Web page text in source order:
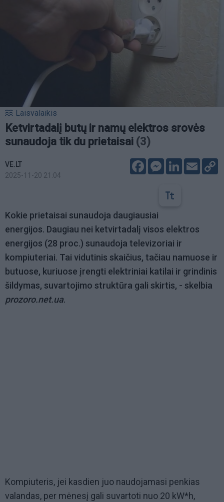
Laisvalaikis
Ketvirtadalį butų ir namų elektros srovės
sunaudoja tik du prietaisai (3)
VE.LT
2025-11-20 21:04
FacebookMessenger
LinkedIn
Email
Kokie prietaisai sunaudoja daugiausiai
energijos. Daugiau nei ketvirtadalį visos elektros
energijos (28 proc.) sunaudoja televizoriai ir
kompiuteriai. Tai vidutinis skaičius, tačiau namuose ir
butuose, kuriuose įrengti elektriniai katilai ir grindinis
šildymas, suvartojimo struktūra gali skirtis, - skelbia
prozoro.net.ua.
Kompiuteris, jei kasdien juo naudojamasi penkias
valandas, per mėnesį gali suvartoti nuo 20 kW*h,